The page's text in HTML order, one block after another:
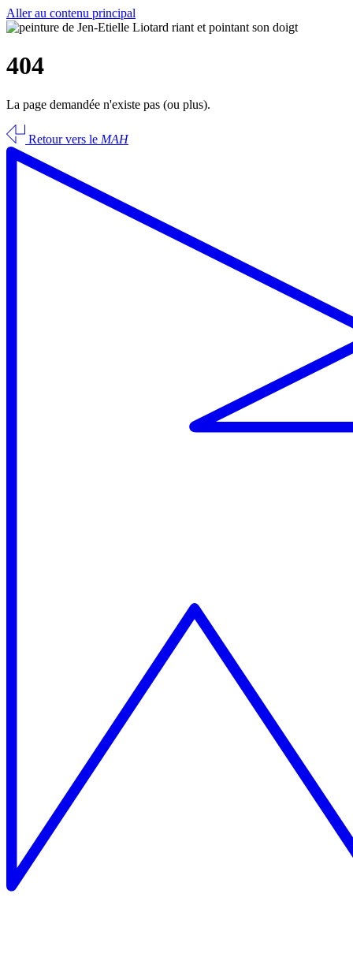
Aller au contenu principal
404
La page demandée n'existe pas (ou plus).
Retour vers le MAH